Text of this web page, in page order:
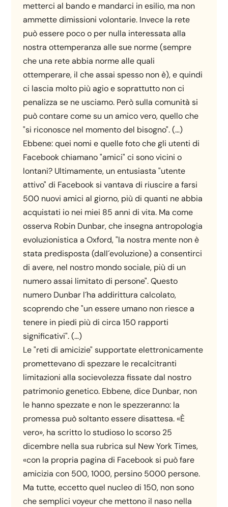
metterci al bando e mandarci in esilio, ma non
ammette dimissioni volontarie. Invece la rete
può essere poco o per nulla interessata alla
nostra ottemperanza alle sue norme (sempre
che una rete abbia norme alle quali
ottemperare, il che assai spesso non è), e quindi
ci lascia molto più agio e soprattutto non ci
penalizza se ne usciamo. Però sulla comunità si
può contare come su un amico vero, quello che
"si riconosce nel momento del bisogno". (…)
Ebbene: quei nomi e quelle foto che gli utenti di
Facebook chiamano "amici" ci sono vicini o
lontani? Ultimamente, un entusiasta "utente
attivo" di Facebook si vantava di riuscire a farsi
500 nuovi amici al giorno, più di quanti ne abbia
acquistati io nei miei 85 anni di vita. Ma come
osserva Robin Dunbar, che insegna antropologia
evoluzionistica a Oxford, "la nostra mente non è
stata predisposta (dall´evoluzione) a consentirci
di avere, nel nostro mondo sociale, più di un
numero assai limitato di persone". Questo
numero Dunbar l´ha addirittura calcolato,
scoprendo che "un essere umano non riesce a
tenere in piedi più di circa 150 rapporti
significativi". (…)
Le "reti di amicizie" supportate elettronicamente
promettevano di spezzare le recalcitranti
limitazioni alla socievolezza fissate dal nostro
patrimonio genetico. Ebbene, dice Dunbar, non
le hanno spezzate e non le spezzeranno: la
promessa può soltanto essere disattesa. «È
vero», ha scritto lo studioso lo scorso 25
dicembre nella sua rubrica sul New York Times,
«con la propria pagina di Facebook si può fare
amicizia con 500, 1000, persino 5000 persone.
Ma tutte, eccetto quel nucleo di 150, non sono
che semplici voyeur che mettono il naso nella